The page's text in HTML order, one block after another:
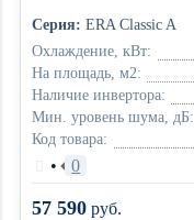
Серия: ERA Classic A
Охлаждение, кВт:
На площадь, м2:
Наличие инвертора:
Мин. уровень шума, дБ:
Код товара:
• 0
57 590 руб.